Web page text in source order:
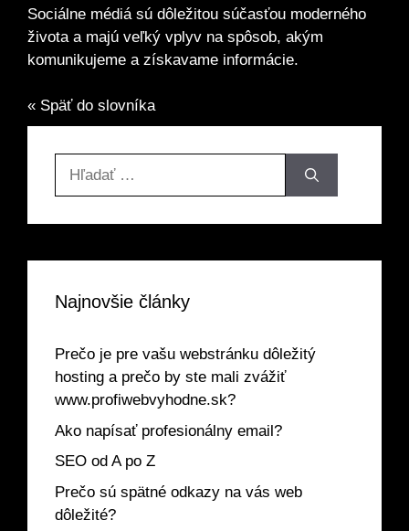
Sociálne médiá sú dôležitou súčasťou moderného
života a majú veľký vplyv na spôsob, akým
komunikujeme a získavame informácie.
« Späť do slovníka
Najnovšie články
Prečo je pre vašu webstránku dôležitý
hosting a prečo by ste mali zvážiť
www.profiwebvyhodne.sk?
Ako napísať profesionálny email?
SEO od A po Z
Prečo sú spätné odkazy na vás web
dôležité?